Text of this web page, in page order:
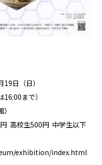
日（日）
まで）
高校生500円 中学生以下
exhibition/index.html